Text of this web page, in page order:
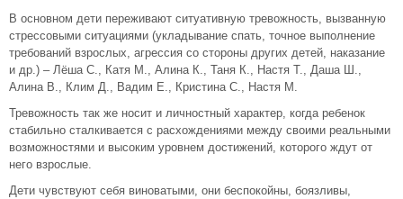
В основном дети переживают ситуативную тревожность, вызванную
стрессовыми ситуациями (укладывание спать, точное выполнение
требований взрослых, агрессия со стороны других детей, наказание
и др.) – Лёша С., Катя М., Алина К., Таня К., Настя Т., Даша Ш.,
Алина В., Клим Д., Вадим Е., Кристина С., Настя М.
Тревожность так же носит и личностный характер, когда ребенок
стабильно сталкивается с расхождениями между своими реальными
возможностями и высоким уровнем достижений, которого ждут от
него взрослые.
Дети чувствуют себя виноватыми, они беспокойны, боязливы,